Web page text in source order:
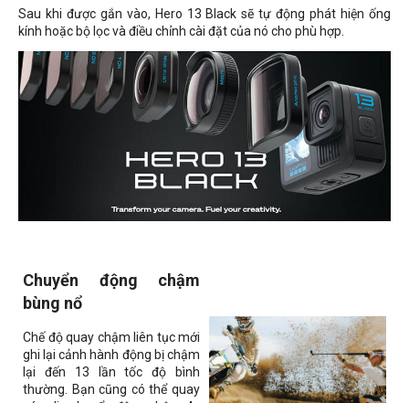
Sau khi được gắn vào, Hero 13 Black sẽ tự động phát hiện ống
kính hoặc bộ lọc và điều chỉnh cài đặt của nó cho phù hợp.
Chuyển động chậm
bùng nổ
Chế độ quay chậm liên tục mới
ghi lại cảnh hành động bị chậm
lại đến 13 lần tốc độ bình
thường. Bạn cũng có thể quay